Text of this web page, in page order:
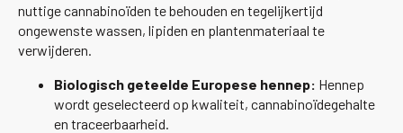
nuttige cannabinoïden te behouden en tegelijkertijd
ongewenste wassen, lipiden en plantenmateriaal te
verwijderen.
Biologisch geteelde Europese hennep: Hennep
wordt geselecteerd op kwaliteit, cannabinoïdegehalte
en traceerbaarheid.